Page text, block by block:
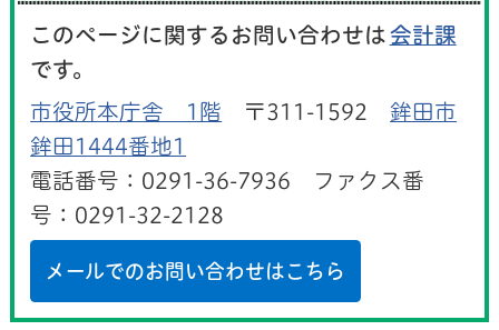
このページに関するお問い合わせは 会計課
です。
市役所本庁舎 1階 〒311-1592 鉾田市
鉾田1444番地1
電話番号：0291-36-7936 ファクス番
号：0291-32-2128
メールでのお問い合わせはこちら